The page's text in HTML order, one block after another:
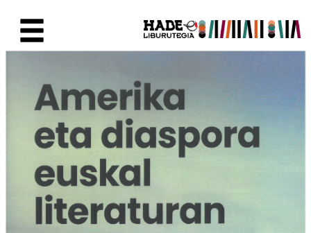
New Books Card - Liburutegia